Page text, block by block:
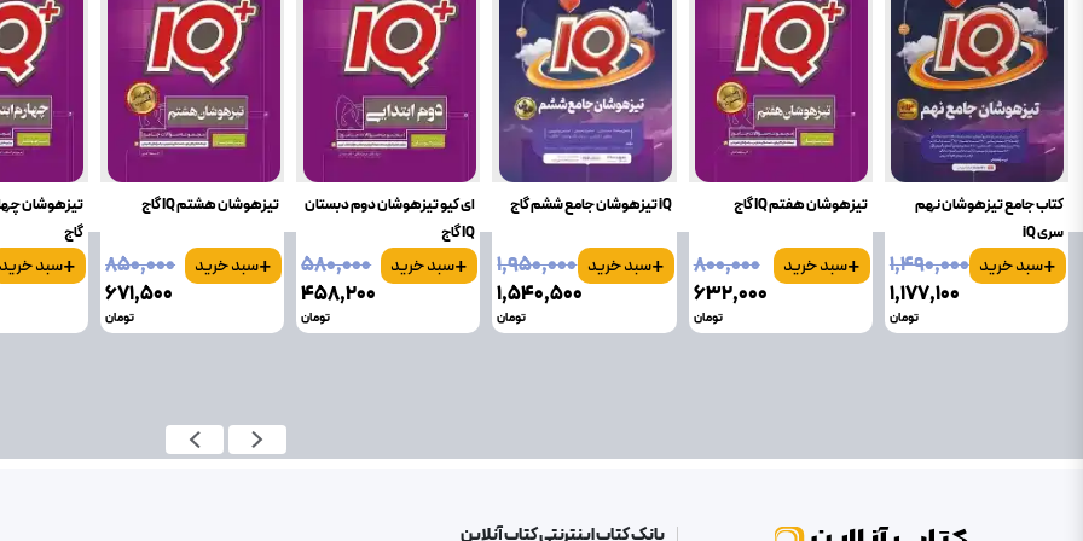
کتاب جامع تیزهوشان نهم
سری iQ
+سبد خرید ۱٬۴۹۰٬۰۰۰
۱٬۱۷۷٬۱۰۰
تومان
تیزهوشان هفتم IQ گاج
+سبد خرید
۸۰۰٬۰۰۰
۶۳۲٬۰۰۰
تومان
iQ تیزهوشان جامع ششم گاج
+سبد خرید ۱٬۹۵۰٬۰۰۰
۱٬۵۴۰٬۵۰۰
تومان
ای کیو تیزهوشان دوم دبستان
IQ گاج
+سبد خرید
۵۸۰٬۰۰۰
۴۵۸٬۲۰۰
تومان
تیزهوشان هشتم IQ گاج
+سبد خرید
۸۵۰٬۰۰۰
۶۷۱٬۵۰۰
تومان
گاج
+سبد خرید
بانک کتاب اینترنتی کتاب آنلاین